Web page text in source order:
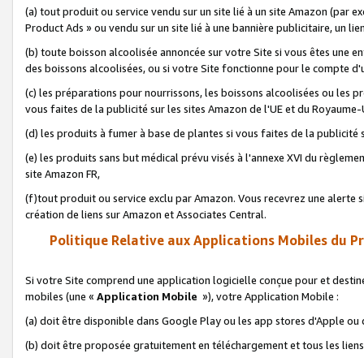
(a) tout produit ou service vendu sur un site lié à un site Amazon (par
Product Ads » ou vendu sur un site lié à une bannière publicitaire, un
(b) toute boisson alcoolisée annoncée sur votre Site si vous êtes une
des boissons alcoolisées, ou si votre Site fonctionne pour le compte
(c) les préparations pour nourrissons, les boissons alcoolisées ou les
vous faites de la publicité sur les sites Amazon de l'UE et du Royaume-
(d) les produits à fumer à base de plantes si vous faites de la publicité
(e) les produits sans but médical prévu visés à l'annexe XVI du
site Amazon FR,
(f)tout produit ou service exclu par Amazon. Vous recevrez une alerte
création de liens sur Amazon et Associates Central.
Politique Relative aux Applications Mobiles du
Si votre Site comprend une application logicielle conçue pour et
mobiles (une « Application Mobile »), votre Application Mobile :
(a) doit être disponible dans Google Play ou les app stores d'Apple ou
(b) doit être proposée gratuitement en téléchargement et tous les